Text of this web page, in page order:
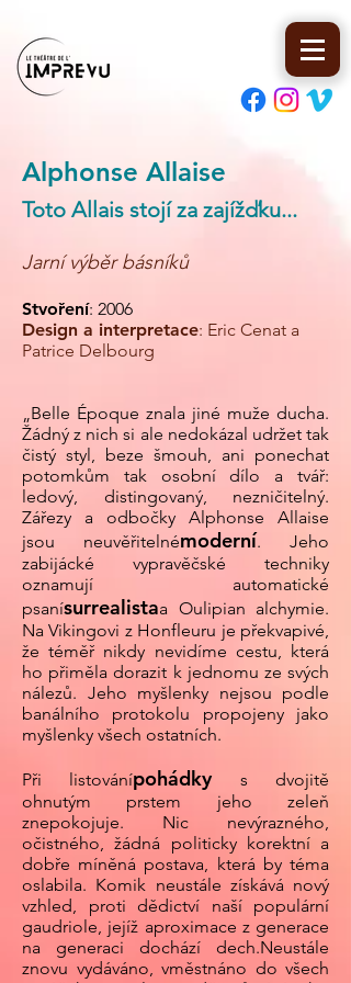
Alphonse Allaise
Toto Allais stojí za zajížďku...
Jarní výběr básníků
Stvoření: 2006
Design a interpretace: Eric Cenat a
Patrice Delbourg
„Belle Époque znala jiné muže ducha.
Žádný z nich si ale nedokázal udržet tak
čistý styl, beze šmouh, ani ponechat
potomkům tak osobní dílo a tvář:
ledový, distingovaný, nezničitelný.
Zářezy a odbočky Alphonse Allaise
jsou neuvěřitelnémoderní. Jeho
zabijácké vypravěčské techniky
oznamují automatické
psanísurrealistaa Oulipian alchymie.
Na Vikingovi z Honfleuru je překvapivé,
že téměř nikdy nevidíme cestu, která
ho přiměla dorazit k jednomu ze svých
nálezů. Jeho myšlenky nejsou podle
banálního protokolu propojeny jako
myšlenky všech ostatních.
Při listovánípohádky
s dvojitě
ohnutým prstem jeho zeleň
znepokojuje. Nic nevýrazného,
očistného, žádná politicky korektní a
dobře míněná postava, která by téma
oslabila. Komik neustále získává nový
vzhled, proti dědictví naší populární
gaudriole, jejíž aproximace z generace
na generaci dochází dech.Neustále
znovu vydáváno, vměstnáno do všech